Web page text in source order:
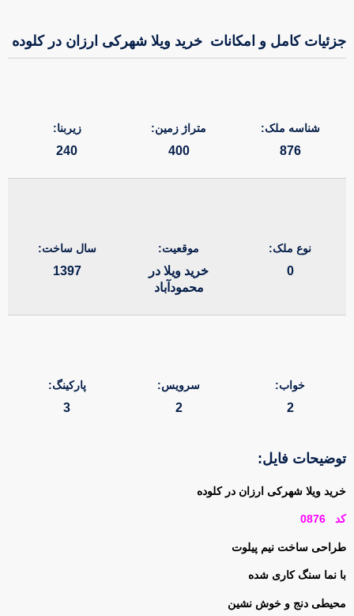
جزئیات کامل و امکانات خرید ویلا شهرکی ارزان در کلوده
شناسه ملک:
876
متراژ زمین:
400
زیربنا:
240
نوع ملک:
0
موقعیت:
خرید ویلا در
محمودآباد
سال ساخت:
1397
خواب:
2
سرویس:
2
پارکینگ:
3
توضیحات فایل:
خرید ویلا شهرکی ارزان در کلوده
کد 0876
طراحی ساخت نیم پیلوت
با نما سنگ کاری شده
محیطی دنج و خوش نشین